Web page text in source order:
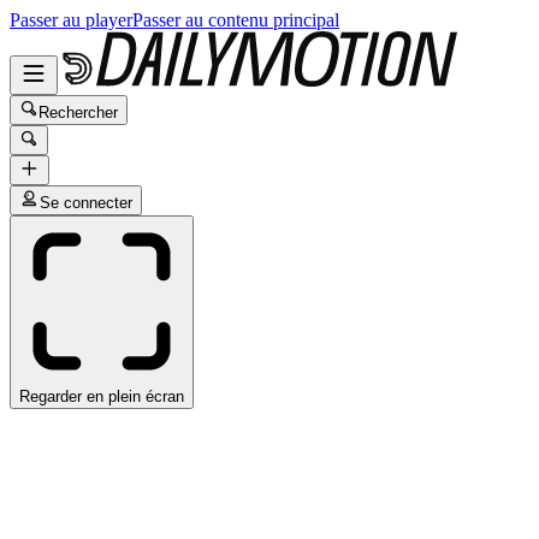
Passer au playerPasser au contenu principal
Rechercher
Se connecter
Regarder en plein écran